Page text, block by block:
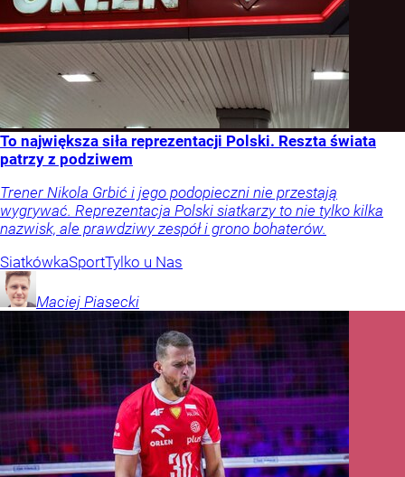
To największa siła reprezentacji Polski. Reszta świata
patrzy z podziwem
Trener Nikola Grbić i jego podopieczni nie przestają
wygrywać. Reprezentacja Polski siatkarzy to nie tylko kilka
nazwisk, ale prawdziwy zespół i grono bohaterów.
SiatkówkaSportTylko u Nas
Maciej Piasecki